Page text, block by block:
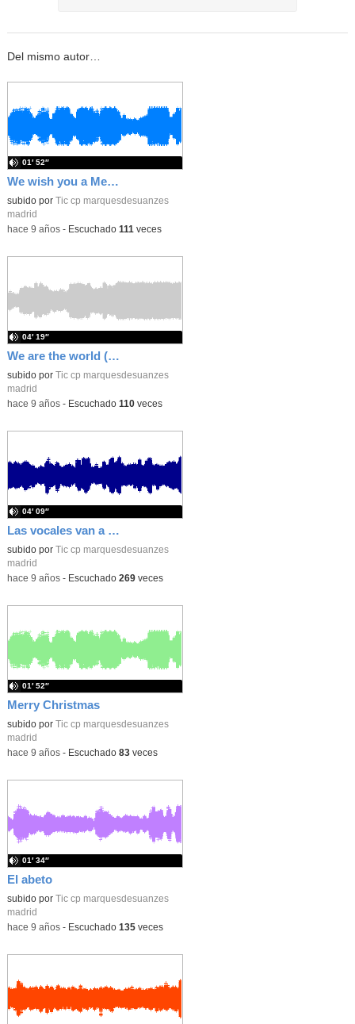
Del mismo autor…
We wish you a Merry Christmas
subido por Tic cp marquesdesuanzes
madrid
01′ 52″
-hace 9 años- Escuchado 111veces
We are the world (english)
subido por Tic cp marquesdesuanzes
madrid
04′ 19″
-hace 9 años- Escuchado 110veces
Las vocales van a Belén
subido por Tic cp marquesdesuanzes
madrid
04′ 09″
-hace 9 años- Escuchado 269veces
Merry Christmas
subido por Tic cp marquesdesuanzes
madrid
01′ 52″
-hace 9 años- Escuchado 83veces
El abeto
subido por Tic cp marquesdesuanzes
madrid
01′ 34″
-hace 9 años- Escuchado 135veces